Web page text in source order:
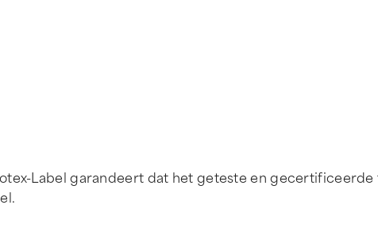
Label garandeert dat het geteste en